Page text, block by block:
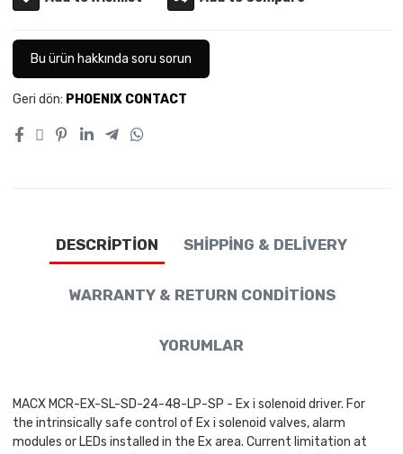
Bu ürün hakkında soru sorun
Geri dön: PHOENIX CONTACT
DESCRIPTION SHIPPING & DELIVERY
WARRANTY & RETURN CONDITIONS
YORUMLAR
MACX MCR-EX-SL-SD-24-48-LP-SP - Ex i solenoid driver. For
the intrinsically safe control of Ex i solenoid valves, alarm
modules or LEDs installed in the Ex area. Current limitation at